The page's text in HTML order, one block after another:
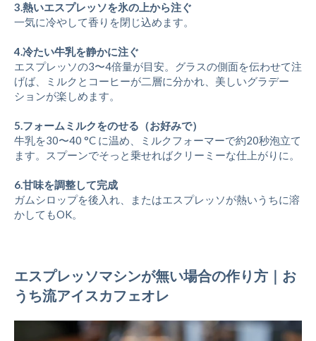
3.熱いエスプレッソを氷の上から注ぐ
一気に冷やして香りを閉じ込めます。
4.冷たい牛乳を静かに注ぐ
エスプレッソの3〜4倍量が目安。グラスの側面を伝わせて注
げば、ミルクとコーヒーが二層に分かれ、美しいグラデー
ションが楽しめます。
5.フォームミルクをのせる（お好みで）
牛乳を30〜40 °C に温め、ミルクフォーマーで約20秒泡立て
ます。スプーンでそっと乗せればクリーミーな仕上がりに。
6.甘味を調整して完成
ガムシロップを後入れ、またはエスプレッソが熱いうちに溶
かしてもOK。
エスプレッソマシンが無い場合の作り方｜お
うち流アイスカフェオレ